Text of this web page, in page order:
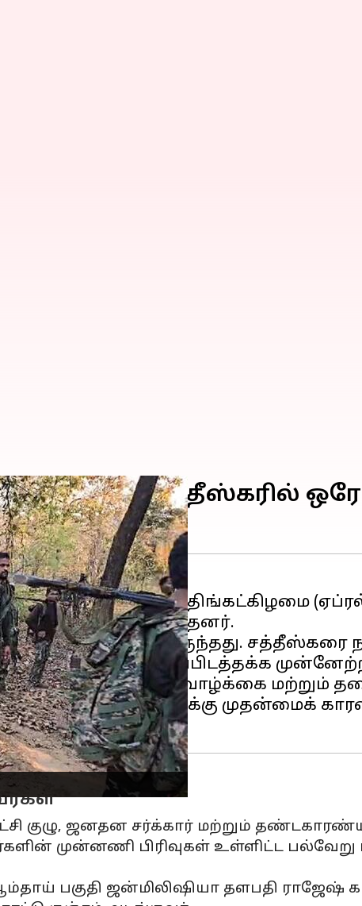
நக்சல்கள்; சத்தீஸ்கரில்
முன்னேற்றமாக, திங்கட்கிழமை
முன் சரணடைந்தனர்.
அறிவிக்கப்பட்டிருந்தது.
கடுமையான வன வாழ்க்கை மற்றும்
தங்கள் முடிவுக்கு முதன்மைக்
குழு, ஜனதன சர்க்கார் மற்றும்
முன்னணி பிரிவுகள் உள்ளிட்ட
பகுதி ஜன்மிலிஷியா தளபதி